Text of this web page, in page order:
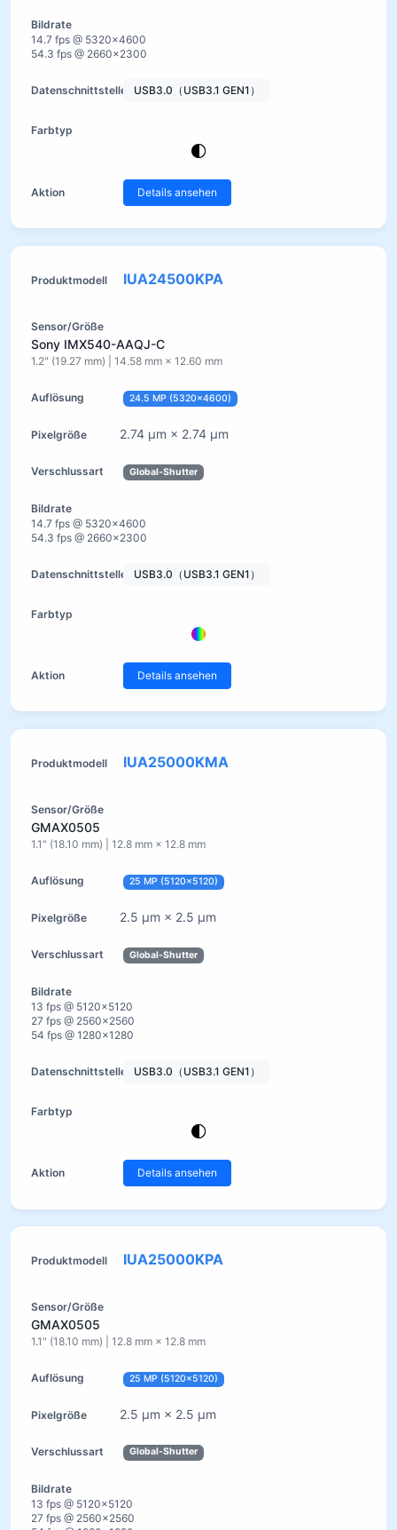
14.7 fps @ 5320×4600
54.3 fps @ 2660×2300
USB3.0（USB3.1 GEN1）
Details ansehen
IUA24500KPA
Sony IMX540-AAQJ-C
1.2" (19.27 mm) | 14.58 mm × 12.60 mm
24.5 MP (5320×4600)
2.74 µm × 2.74 µm
Global-Shutter
14.7 fps @ 5320×4600
54.3 fps @ 2660×2300
USB3.0（USB3.1 GEN1）
Details ansehen
IUA25000KMA
GMAX0505
1.1" (18.10 mm) | 12.8 mm × 12.8 mm
25 MP (5120×5120)
2.5 µm × 2.5 µm
Global-Shutter
13 fps @ 5120×5120
27 fps @ 2560×2560
54 fps @ 1280×1280
USB3.0（USB3.1 GEN1）
Details ansehen
IUA25000KPA
GMAX0505
1.1" (18.10 mm) | 12.8 mm × 12.8 mm
25 MP (5120×5120)
2.5 µm × 2.5 µm
Global-Shutter
13 fps @ 5120×5120
27 fps @ 2560×2560